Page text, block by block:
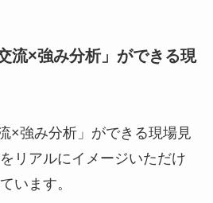
流×強み分析」ができる現
×強み分析」ができる現場見
リアルにイメージいただけ
います。